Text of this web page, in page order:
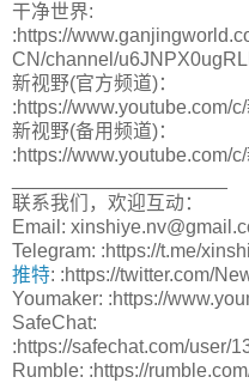
干净世界:
:https://
CN/channel/
新视野(官方频道)：
:https://www.youtube.com/
新视野(备用频道)：
:https://www.youtube.com/
联系我们，欢迎互动：
Email:
Telegram: :https://t.me/
推特: :https://twitter.com/
Youmaker: :https://
SafeChat:
:https://safechat.com/user/
Rumble: :https://